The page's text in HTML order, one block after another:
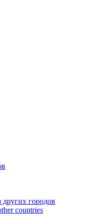
городов
countries